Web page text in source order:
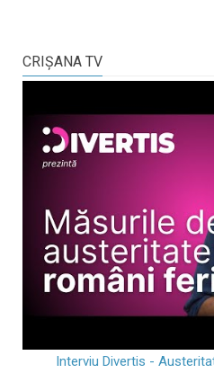
CRIŞANA TV
Interviu Divertis -